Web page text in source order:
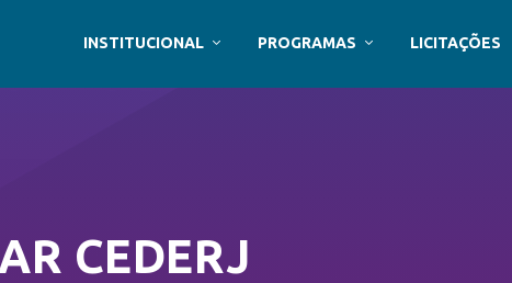
INSTITUCIONAL PROGRAMAS LICITAÇÕES
CEDERJ